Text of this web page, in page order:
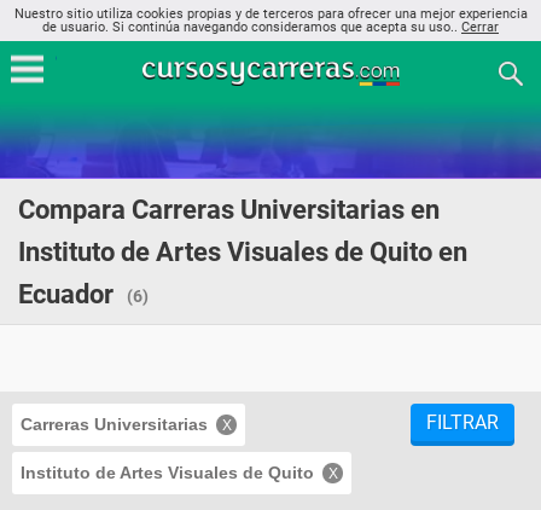
Nuestro sitio utiliza cookies propias y de terceros para ofrecer una mejor experiencia
de usuario. Si continúa navegando consideramos que acepta su uso.. Cerrar
Compara Carreras Universitarias en
Instituto de Artes Visuales de Quito en
Ecuador
(6)
Carreras Universitarias
Instituto de Artes Visuales de Quito
FILTRAR